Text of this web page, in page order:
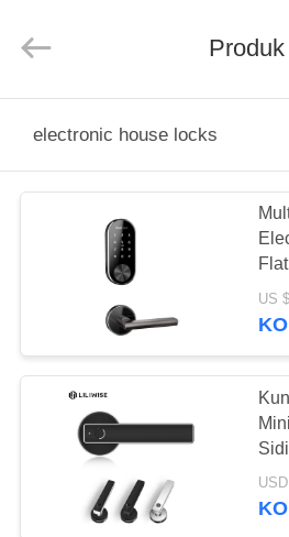
PRODUK
TENTANG
TUR
PABRIK
KONTROL
KUALITAS
Technology
Limited.
Reserved.
Produk
electronic house locks